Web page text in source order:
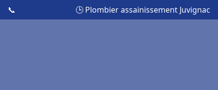
📞 🕒 Plombier assainissement Juvignac